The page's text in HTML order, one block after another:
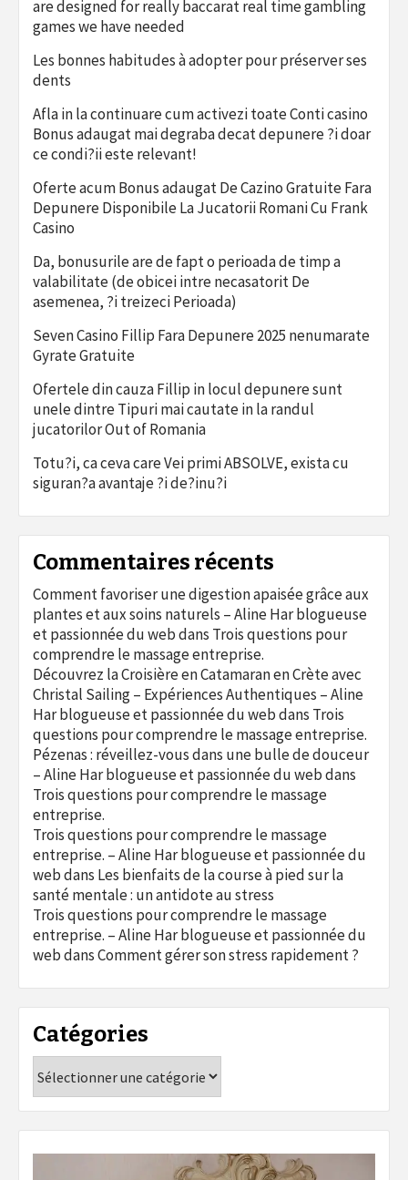
are designed for really baccarat real time gambling
games we have needed
Les bonnes habitudes à adopter pour préserver ses
dents
Afla in la continuare cum activezi toate Conti casino
Bonus adaugat mai degraba decat depunere ?i doar
ce condi?ii este relevant!
Oferte acum Bonus adaugat De Cazino Gratuite Fara
Depunere Disponibile La Jucatorii Romani Cu Frank
Casino
Da, bonusurile are de fapt o perioada de timp a
valabilitate (de obicei intre necasatorit De
asemenea, ?i treizeci Perioada)
Seven Casino Fillip Fara Depunere 2025 nenumarate
Gyrate Gratuite
Ofertele din cauza Fillip in locul depunere sunt
unele dintre Tipuri mai cautate in la randul
jucatorilor Out of Romania
Totu?i, ca ceva care Vei primi ABSOLVE, exista cu
siguran?a avantaje ?i de?inu?i
Commentaires récents
Comment favoriser une digestion apaisée grâce aux
plantes et aux soins naturels – Aline Har blogueuse
et passionnée du webdans Trois questions pour
comprendre le massage entreprise.
Découvrez la Croisière en Catamaran en Crète avec
Christal Sailing – Expériences Authentiques – Aline
Har blogueuse et passionnée du webdans Trois
questions pour comprendre le massage entreprise.
Pézenas : réveillez-vous dans une bulle de douceur
– Aline Har blogueuse et passionnée du webdans
Trois questions pour comprendre le massage
entreprise.
Trois questions pour comprendre le massage
entreprise. – Aline Har blogueuse et passionnée du
webdans Les bienfaits de la course à pied sur la
santé mentale : un antidote au stress
Trois questions pour comprendre le massage
entreprise. – Aline Har blogueuse et passionnée du
webdansComment gérer son stress rapidement ?
Catégories